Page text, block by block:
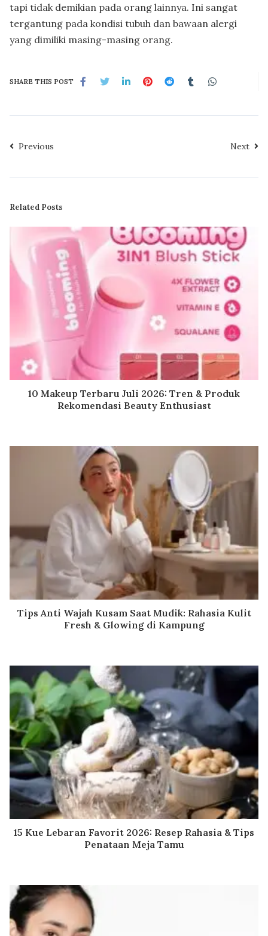
tapi tidak demikian pada orang lainnya. Ini sangat
tergantung pada kondisi tubuh dan bawaan alergi
yang dimiliki masing-masing orang.
SHARE THIS POST
Previous Next
Related Posts
10 Makeup Terbaru Juli 2026: Tren & Produk
Rekomendasi Beauty Enthusiast
Tips Anti Wajah Kusam Saat Mudik: Rahasia Kulit
Fresh & Glowing di Kampung
15 Kue Lebaran Favorit 2026: Resep Rahasia & Tips
Penataan Meja Tamu